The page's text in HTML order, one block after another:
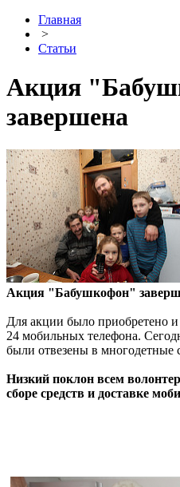
Главная
>
Статьи
Акция
завершена
Акция "Бабушкофон"
Для акции было приобретено
24 мобильных телефона.
были отвезены в многодетные
Низкий поклон всем
сборе средств и доставке